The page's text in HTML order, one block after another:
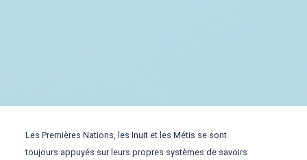
Les Premières Nations, les Inuit et les Métis se sont
toujours appuyés sur leurs propres systèmes de savoirs